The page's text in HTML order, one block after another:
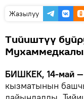
Жазылуу
Тийиштүү
БИШКЕК, 14-май
кызматынын